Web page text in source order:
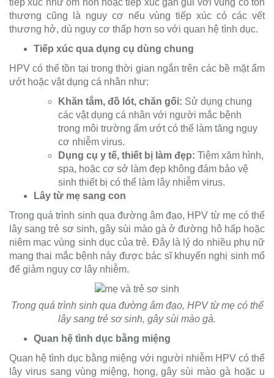
thương cũng là nguy cơ nếu vùng tiếp xúc có các vết
thương hở, dù nguy cơ thấp hơn so với quan hệ tình dục.
Tiếp xúc qua dụng cụ dùng chung
HPV có thể tồn tại trong thời gian ngắn trên các bề mặt ẩm
ướt hoặc vật dụng cá nhân như:
Khăn tắm, đồ lót, chăn gối: Sử dụng chung
các vật dụng cá nhân với người mắc bệnh
trong môi trường ẩm ướt có thể làm tăng nguy
cơ nhiễm virus.
Dụng cụ y tế, thiết bị làm đẹp: Tiệm xăm hình,
spa, hoặc cơ sở làm đẹp không đảm bảo vệ
sinh thiết bị có thể làm lây nhiễm virus.
Lây từ mẹ sang con
Trong quá trình sinh qua đường âm đạo, HPV từ mẹ có thể
lây sang trẻ sơ sinh, gây sùi mào gà ở đường hô hấp hoặc
niêm mạc vùng sinh dục của trẻ. Đây là lý do nhiều phụ nữ
mang thai mắc bệnh này được bác sĩ khuyến nghị sinh mổ
để giảm nguy cơ lây nhiễm.
Trong quá trình sinh qua đường âm đạo, HPV từ mẹ có thể
lây sang trẻ sơ sinh, gây sùi mào gà.
Quan hệ tình dục bằng miệng
Quan hệ tình dục bằng miệng với người nhiễm HPV có thể
lây virus sang vùng miệng, họng, gây sùi mào gà hoặc u